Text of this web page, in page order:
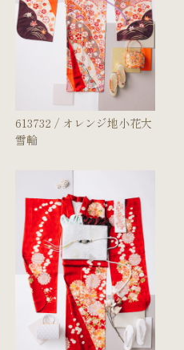
613732 / オレンジ地小花大
雪輪